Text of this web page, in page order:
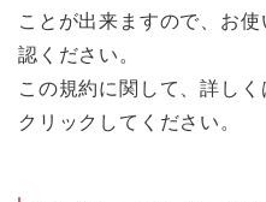
ことが出来ますので、お
認ください。
この規約に関して、詳しく
クリックしてください。